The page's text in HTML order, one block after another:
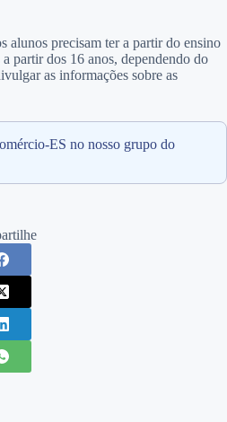
alunos precisam ter a partir do ensino
partir dos 16 anos, dependendo do
as informações sobre as
ES no nosso grupo do